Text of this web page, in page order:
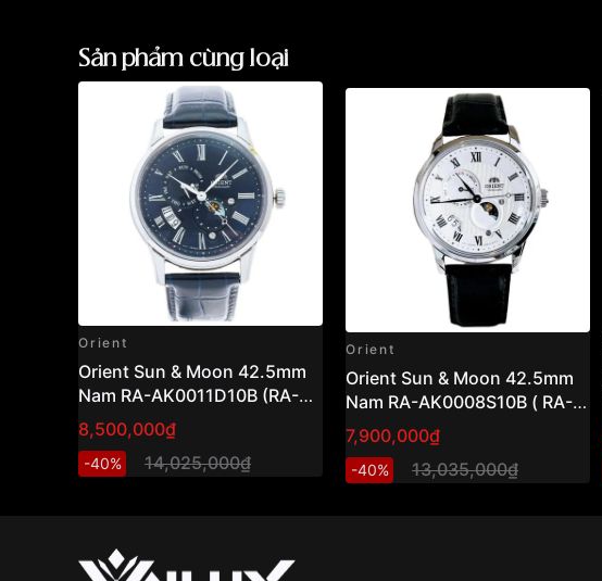
Sản phẩm cùng loại
Orient
Orient Sun & Moon 42.5mm
Nam RA-AK0011D10B (RA-
AK0011D30B)
8,500,000₫
-40% 14,025,000₫
Orient
Orient Sun & Moon 42.5mm
Nam RA-AK0008S10B ( RA-
AK0008S30B )
7,900,000₫
-40% 13,035,000₫